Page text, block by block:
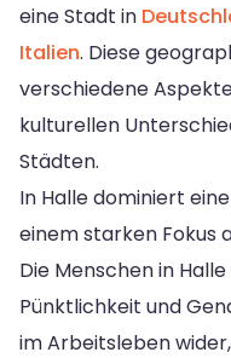
eine Stadt in
Italien. Diese
verschiedene
kulturellen
Städten.
In Halle dominiert
einem starken Fokus
Die Menschen in
Pünktlichkeit und
im Arbeitsleben